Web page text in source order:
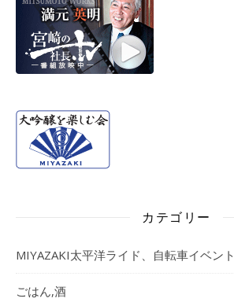
カテゴリー
MIYAZAKI太平洋ライド、自転車イベント
ごはん,酒